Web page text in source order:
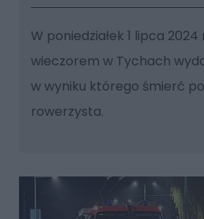
W poniedziałek 1 lipca
wieczorem w Tychach
w wyniku którego śmierć
rowerzysta.